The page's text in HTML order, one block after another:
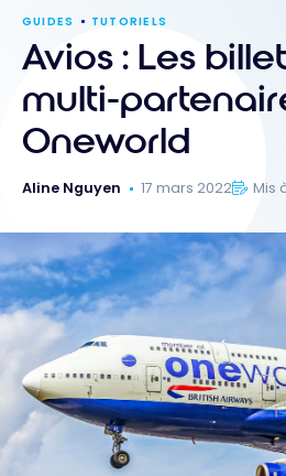
GUIDES TUTORIELS
Avios : Les
multi-
Oneworld
Aline Nguyen 17 mars 2022 Mis